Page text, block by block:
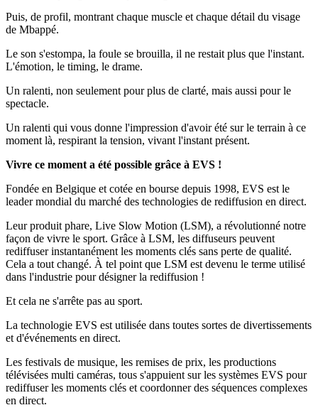
Puis, de profil, montrant chaque muscle et chaque détail du visage
de Mbappé.
Le son s'estompa, la foule se brouilla, il ne restait plus que l'instant.
L'émotion, le timing, le drame.
Un ralenti, non seulement pour plus de clarté, mais aussi pour le
spectacle.
Un ralenti qui vous donne l'impression d'avoir été sur le terrain à ce
moment là, respirant la tension, vivant l'instant présent.
Vivre ce moment a été possible grâce à EVS !
Fondée en Belgique et cotée en bourse depuis 1998, EVS est le
leader mondial du marché des technologies de rediffusion en direct.
Leur produit phare, Live Slow Motion (LSM), a révolutionné notre
façon de vivre le sport. Grâce à LSM, les diffuseurs peuvent
rediffuser instantanément les moments clés sans perte de qualité.
Cela a tout changé. À tel point que LSM est devenu le terme utilisé
dans l'industrie pour désigner la rediffusion !
Et cela ne s'arrête pas au sport.
La technologie EVS est utilisée dans toutes sortes de divertissements
et d'événements en direct.
Les festivals de musique, les remises de prix, les productions
télévisées multi caméras, tous s'appuient sur les systèmes EVS pour
rediffuser les moments clés et coordonner des séquences complexes
en direct.